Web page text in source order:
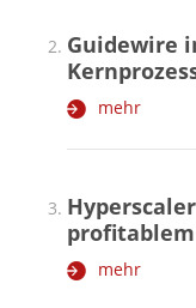
Guidewire
mehr
mehr